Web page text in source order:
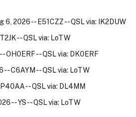
6, 2026 -- E51CZZ -- QSL via: IK2DUW
-- QSL via: LoTW
OH0ERF -- QSL via: DK0ERF
-- C6AYM -- QSL via: LoTW
-- QSL via: DL4MM
-- YS -- QSL via: LoTW